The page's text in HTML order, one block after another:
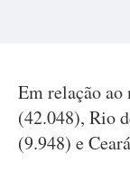
Em relação ao
(42.048), Rio
(9.948) e